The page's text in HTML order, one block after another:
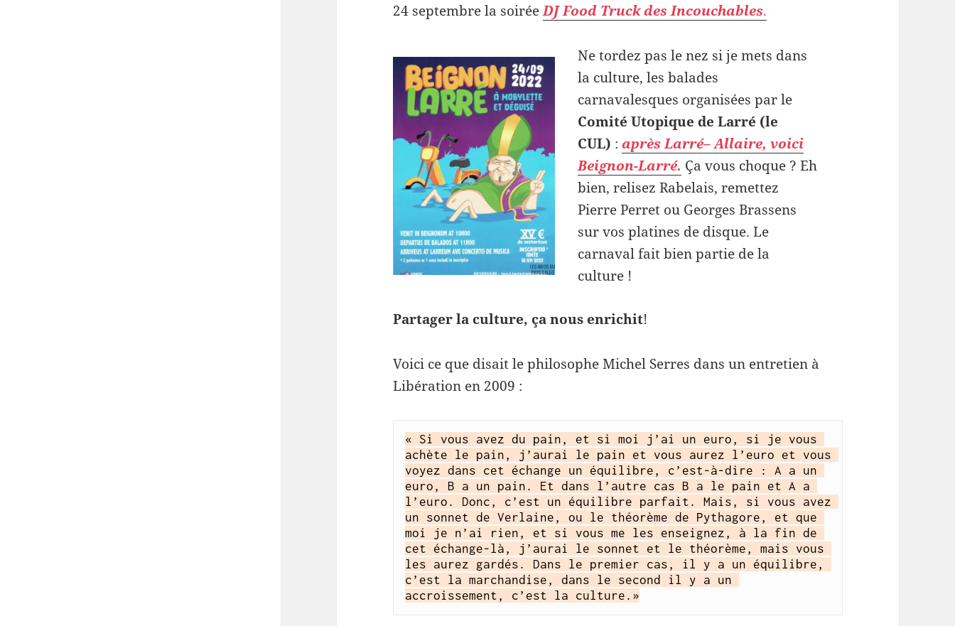
24 septembre la soiréeDJ Food Truck des Incouchables.
Ne tordez pas le nez si je mets dans
la culture, les balades
carnavalesques organisées par le
Comité Utopique de Larré (le
CUL) :après Larré– Allaire, voici
Beignon-Larré. Ça vous choque ? Eh
bien, relisez Rabelais, remettez
Pierre Perret ou Georges Brassens
sur vos platines de disque. Le
carnaval fait bien partie de la
culture !
Partager la culture, ça nous enrichit!
Voici ce que disait le philosophe Michel Serres dans un entretien à
Libération en 2009 :
« Si vous avez du pain, et si moi j’ai un euro, si je vous
achète le pain, j’aurai le pain et vous aurez l’euro et vous
voyez dans cet échange un équilibre, c’est-à-dire : A a un
euro, B a un pain. Et dans l’autre cas B a le pain et A a
l’euro. Donc, c’est un équilibre parfait. Mais, si vous avez
un sonnet de Verlaine, ou le théorème de Pythagore, et que
moi je n’ai rien, et si vous me les enseignez, à la fin de
cet échange-là, j’aurai le sonnet et le théorème, mais vous
les aurez gardés. Dans le premier cas, il y a un équilibre,
c’est la marchandise, dans le second il y a un
accroissement, c’est la culture.»